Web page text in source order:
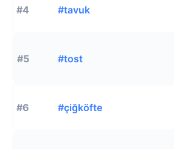
#4 #tavuk
#5 #tost
#6 #çiğköfte